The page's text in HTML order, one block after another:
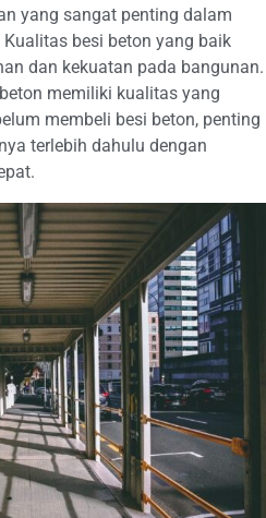
yang sangat penting dalam
besi beton yang baik
dan kekuatan pada bangunan.
memiliki kualitas yang
membeli besi beton, penting
terlebih dahulu dengan